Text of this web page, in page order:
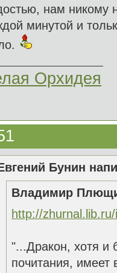
нам никому
минутой и
Орхидея
Бунин
Владимир
http://
"...Дракон, хотя и
почитания, имеет